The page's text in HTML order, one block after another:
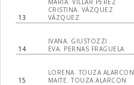
13
MARÍA. VILLAR PÉREZ
CRISTINA. VÁZQUEZ
VÁZQUEZ
14
IVANA. GIUSTOZZI .
EVA. PERNAS FRAGUELA
15
LORENA. TOUZA ALARCON
MAITE. TOUZA ALARCON